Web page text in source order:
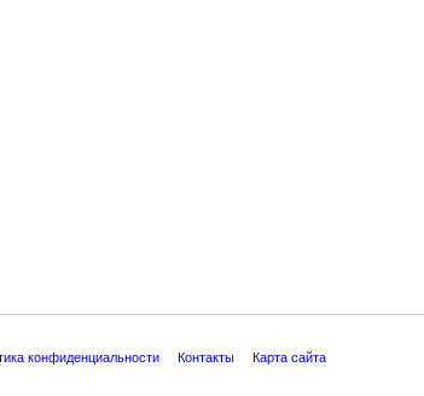
конфиденциальности Контакты Карта сайта